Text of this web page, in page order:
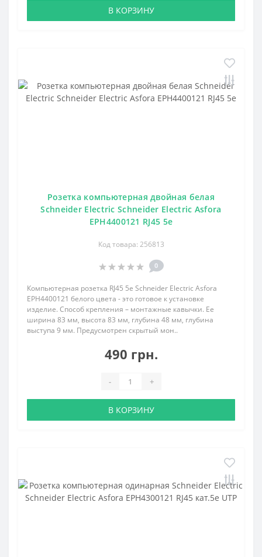
В КОРЗИНУ
Розетка компьютерная двойная белая
Schneider Electric Schneider Electric Asfora
EPH4400121 RJ45 5e
Код товара: 256813
0
Компьютерная розетка RJ45 5e Schneider Electric Asfora
EPH4400121 белого цвета - это готовое к установке
изделие. Способ крепления – монтажные кавычки. Ее
ширина 83 мм, высота 83 мм, глубина 48 мм, глубина
выступа 9 мм. Предусмотрен скрытый мон..
490 грн.
- +
В КОРЗИНУ